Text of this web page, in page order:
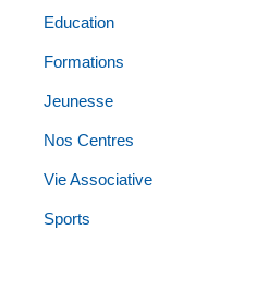
Education
Formations
Jeunesse
Nos Centres
Vie Associative
Sports